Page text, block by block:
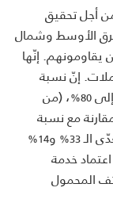
أجل تحقيق
الأوسط وشمال
يقاومونهم. إنّها
إنّ نسبة
80% ، (من
مع نسبة
الـ33% و14%
خدمة
المحمول